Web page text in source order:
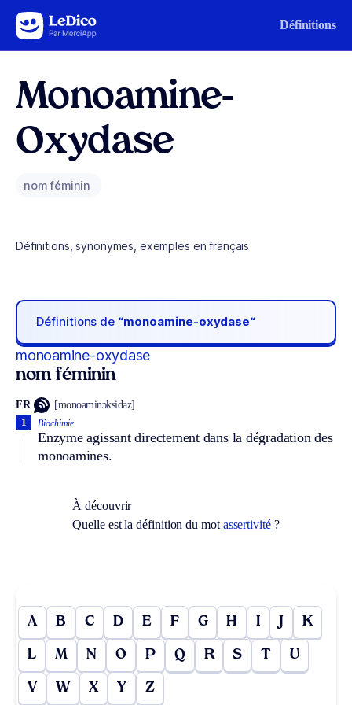
Aller au contenu Définitions
Monoamine-
Oxydase
nom féminin
Définitions, synonymes, exemples en français
Définitions de “monoamine-oxydase“
monoamine-oxydase
nom féminin
FR [monoaminɔksidaz]
Biochimie.
Enzyme agissant directement dans la dégradation des
monoamines.
1
À découvrir
Quelle est la définition du mot assertivité?
A B C D E F G H I J K
L M N O P Q R S T U
V W X Y Z